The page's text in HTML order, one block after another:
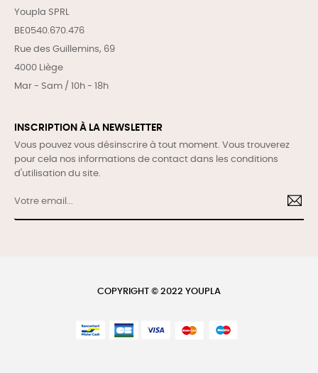
Youpla SPRL
BE0540.670.476
Rue des Guillemins, 69
4000 Liège
Mar - Sam / 10h - 18h
INSCRIPTION À LA NEWSLETTER
Vous pouvez vous désinscrire à tout moment. Vous trouverez
pour cela nos informations de contact dans les conditions
d'utilisation du site.
COPYRIGHT © 2022 YOUPLA